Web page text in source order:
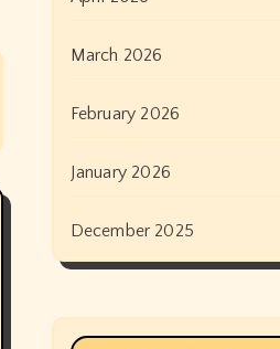
March 2026
February 2026
January 2026
December 2025